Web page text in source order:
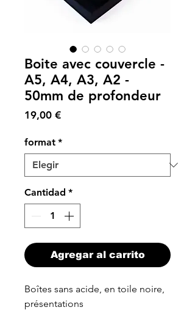
Boite avec couvercle -
A5, A4, A3, A2 -
50mm de profondeur
19,00 €Precio
format *
Cantidad *
Agregar al carrito
Boîtes sans acide, en toile noire,
présentations